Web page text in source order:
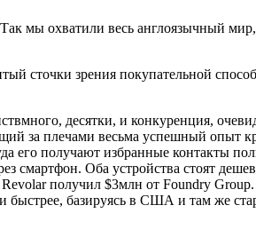
мы охватили весь англоязычный
сточки зрения покупательной
десятки, и конкуренция,
за плечами весьма успешный опыт
его получают избранные контакты
смартфон. Оба устройства стоят
получил $3млн от Foundry
быстрее, базируясь в США и там же